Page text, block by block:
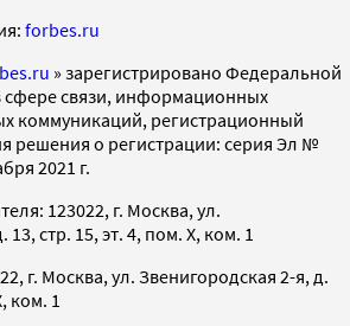
forbes.ru
» зарегистрировано Федеральной
сфере связи, информационных
коммуникаций, регистрационный
решения о регистрации: серия Эл №
2021 г.
123022, г. Москва, ул.
стр. 15, эт. 4, пом. X, ком. 1
г. Москва, ул. Звенигородская 2-я, д.
ком. 1